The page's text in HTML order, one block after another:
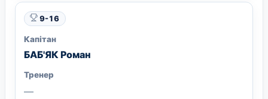
9-16
Капітан
БАБ'ЯК Роман
Тренер
—